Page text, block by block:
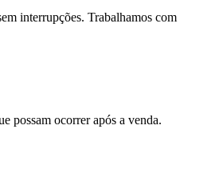
interrupções. Trabalhamos com
possam ocorrer após a venda.